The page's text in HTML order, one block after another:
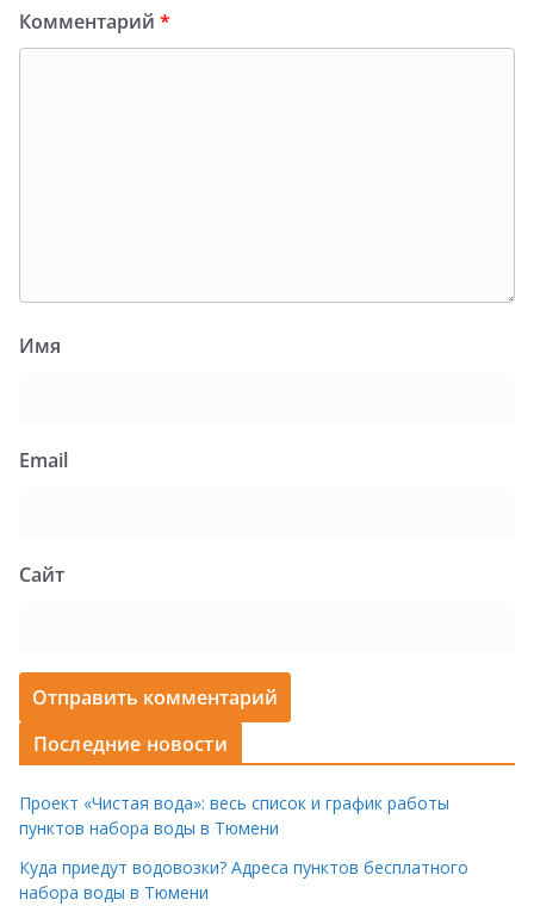
Комментарий *
Имя
Email
Сайт
Последние новости
Проект «Чистая вода»: весь список и график работы
пунктов набора воды в Тюмени
Куда приедут водовозки? Адреса пунктов бесплатного
набора воды в Тюмени